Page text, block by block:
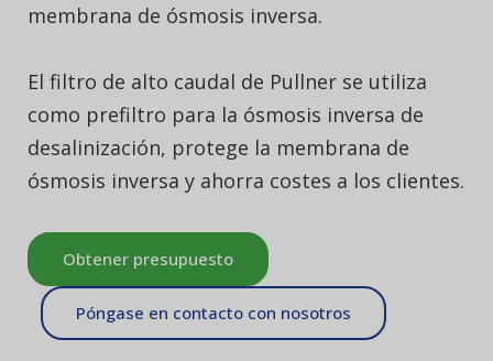
membrana de ósmosis inversa.
El filtro de alto caudal de Pullner se utiliza
como prefiltro para la ósmosis inversa de
desalinización, protege la membrana de
ósmosis inversa y ahorra costes a los clientes.
Obtener presupuesto
Póngase en contacto con nosotros